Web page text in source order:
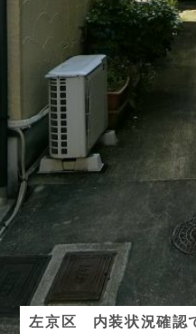
左京区 内装状況確認